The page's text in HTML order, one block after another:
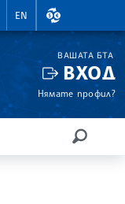
EN
ВАЛУТНИ
ВАШАТА БТА
ВХОД
Нямате профил?